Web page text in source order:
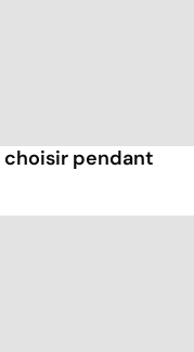
pendant